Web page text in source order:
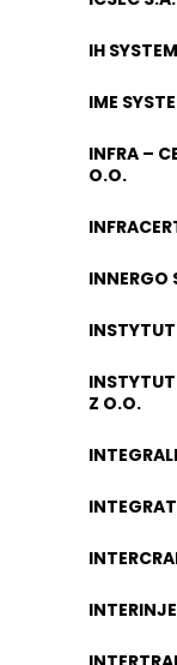
IH
IME
INFRA –
O.O.
INNERGO
Z O.O.